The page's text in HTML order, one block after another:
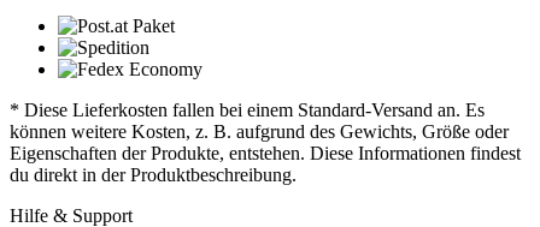
* Diese Lieferkosten fallen bei einem Standard-Versand an. Es
können weitere Kosten, z. B. aufgrund des Gewichts, Größe oder
Eigenschaften der Produkte, entstehen. Diese Informationen findest
du direkt in der Produktbeschreibung.
Hilfe & Support